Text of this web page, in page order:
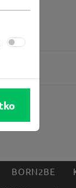
BORN2BE